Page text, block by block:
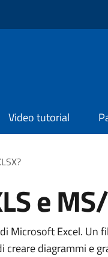
Video tutorial
e
Microsoft Excel. Un
diagrammi e